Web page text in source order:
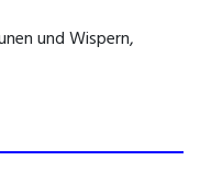
und Wispern,